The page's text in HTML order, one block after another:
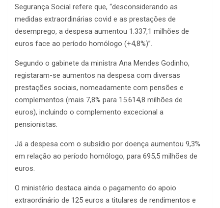
Segurança Social refere que, “desconsiderando as
medidas extraordinárias covid e as prestações de
desemprego, a despesa aumentou 1.337,1 milhões de
euros face ao período homólogo (+4,8%)”.
Segundo o gabinete da ministra Ana Mendes Godinho,
registaram-se aumentos na despesa com diversas
prestações sociais, nomeadamente com pensões e
complementos (mais 7,8% para 15.614,8 milhões de
euros), incluindo o complemento excecional a
pensionistas.
Já a despesa com o subsídio por doença aumentou 9,3%
em relação ao período homólogo, para 695,5 milhões de
euros.
O ministério destaca ainda o pagamento do apoio
extraordinário de 125 euros a titulares de rendimentos e